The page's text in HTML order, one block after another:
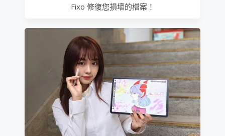
Fixo 修復您損壞的檔案！